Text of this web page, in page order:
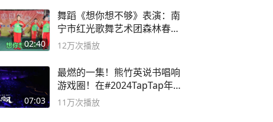
02:40
舞蹈《想你想不够》表演：南
宁市红光歌舞艺术团森林春红
舞蹈队。
12万次播放
07:03
最燃的一集！熊竹英说书唱响
游戏圈！在#2024TapTap年
度游戏大赏
11万次播放